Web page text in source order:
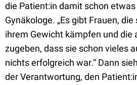
die Patient:in damit schon etwas
Gynäkologe. „Es gibt Frauen,
ihrem Gewicht kämpfen und die
zugeben, dass sie schon vieles
nichts erfolgreich war.“ Dann
der Verantwortung, den